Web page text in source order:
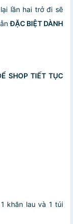
lần hai trở đi sẽ
ĐẶC BIỆT DÀNH
SHOP TIẾT TỤC
khăn lau và 1 túi